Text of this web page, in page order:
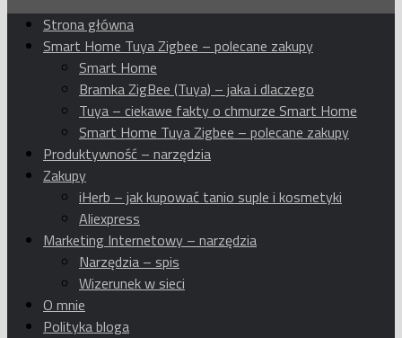
Strona główna
Smart Home Tuya Zigbee – polecane zakupy
Smart Home
Bramka ZigBee (Tuya) – jaka i dlaczego
Tuya – ciekawe fakty o chmurze Smart Home
Smart Home Tuya Zigbee – polecane zakupy
Produktywność – narzędzia
Zakupy
iHerb – jak kupować tanio suple i kosmetyki
Aliexpress
Marketing Internetowy – narzędzia
Narzędzia – spis
Wizerunek w sieci
O mnie
Polityka bloga